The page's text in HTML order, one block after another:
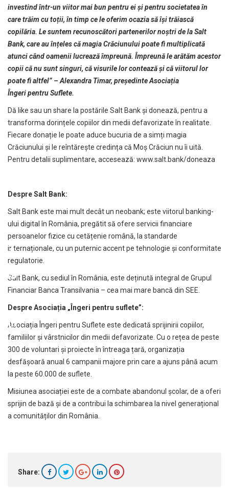
investind într-un viitor mai bun pentru ei și pentru societatea în
care trăim cu toții, în timp ce le oferim ocazia să își trăiască
copilăria. Le suntem recunoscători partenerilor noștri de la Salt
Bank, care au înțeles că magia Crăciunului poate fi multiplicată
atunci când oamenii lucrează împreună. Împreună le arătăm acestor
copii că nu sunt singuri, că visurile lor contează și că viitorul lor
poate fi altfel” – Alexandra Timar, președinte Asociația
Îngeri pentru Suflete.
Dă like sau un share la postările Salt Bank și donează, pentru a
transforma dorințele copiilor din medii defavorizate în realitate.
Fiecare donație le poate aduce bucuria de a simți magia
Crăciunului și le reîntărește credința că Moș Crăciun nu îi uită.
Pentru detalii suplimentare, accesează: www.salt.bank/doneaza
Despre Salt Bank:
Salt Bank este mai mult decât un neobank; este viitorul banking-
ului digital în România, pregătit să ofere servicii financiare
persoanelor fizice cu cetățenie română, la standarde
internaționale, cu un puternic accent pe tehnologie și conformitate
regulatorie.
Salt Bank, cu sediul în România, este deținută integral de Grupul
Financiar Banca Transilvania – cea mai mare bancă din SEE.
Despre Asociația „ Îngeri pentru suflete”:
Asociația Îngeri pentru Suflete este dedicată sprijinirii copiilor,
familiilor și vârstnicilor din medii defavorizate. Cu o rețea de peste
300 de voluntari și proiecte în întreaga țară, organizația
desfășoară anual 6 campanii majore prin care a ajuns până acum
la peste 60.000 de suflete.
Misiunea asociației este de a combate abandonul școlar, de a oferi
sprijin de bază și de a contribui la schimbarea la nivel generațional
a comunităților din România.
Share: